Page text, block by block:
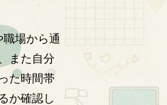
職場から通
また自分
た時間帯
か確認し